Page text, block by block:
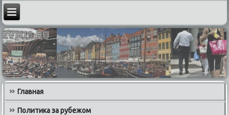
Главная
Политика за рубежом